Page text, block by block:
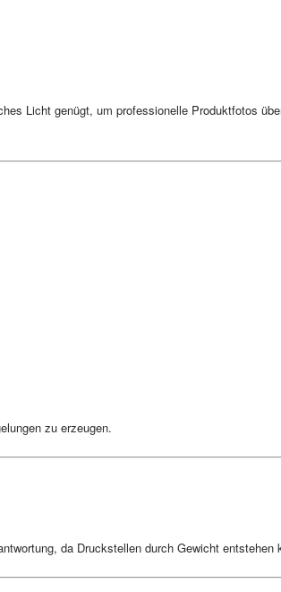
Licht genügt, um professionelle Produktfotos
zu erzeugen.
da Druckstellen durch Gewicht entstehen